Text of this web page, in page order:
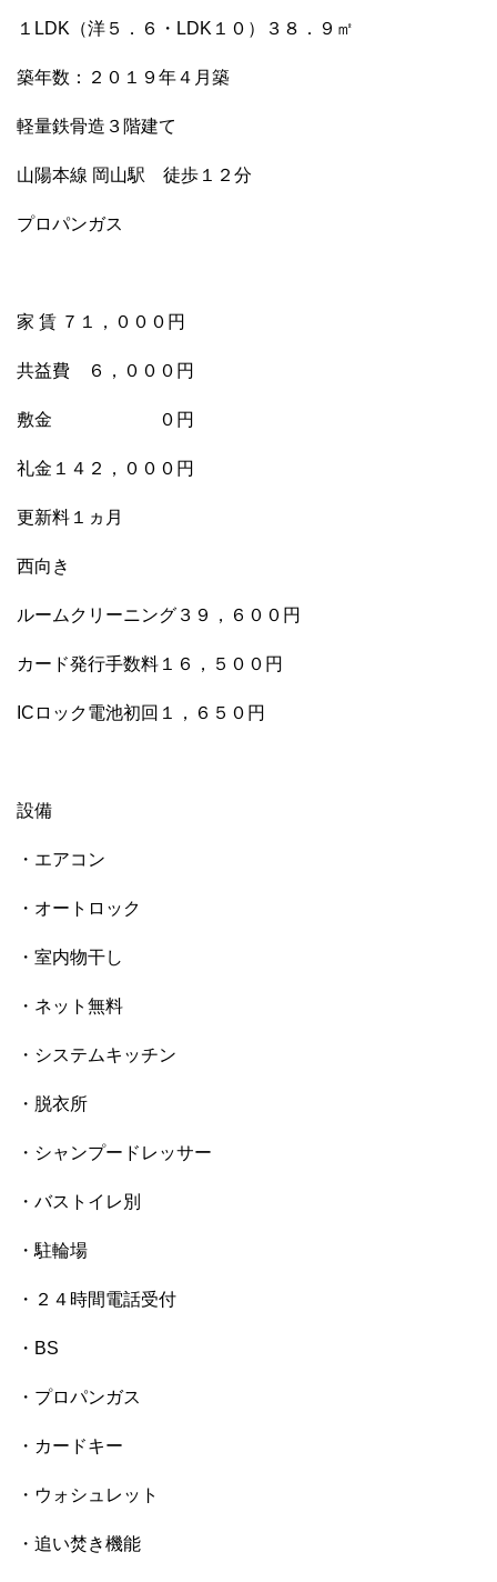
１LDK（洋５．６・LDK１０）３８．９㎡
築年数：２０１９年４月築
軽量鉄骨造３階建て
山陽本線 岡山駅 徒歩１２分
プロパンガス
家 賃 ７１，０００円
共益費 ６，０００円
敷金 ０円
礼金１４２，０００円
更新料１ヵ月
西向き
ルームクリーニング３９，６００円
カード発行手数料１６，５００円
ICロック電池初回１，６５０円
設備
・エアコン
・オートロック
・室内物干し
・ネット無料
・システムキッチン
・脱衣所
・シャンプードレッサー
・バストイレ別
・駐輪場
・２４時間電話受付
・BS
・プロパンガス
・カードキー
・ウォシュレット
・追い焚き機能